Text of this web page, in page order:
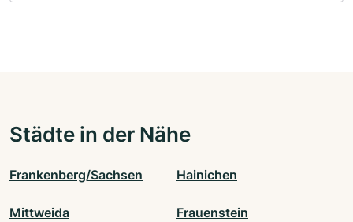
Städte in der Nähe
Frankenberg/Sachsen Hainichen
Mittweida Frauenstein